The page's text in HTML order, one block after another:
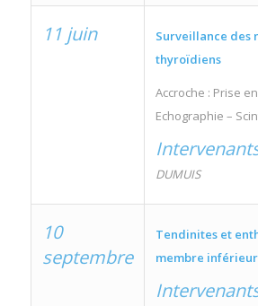
11 juin
Surveillance des
thyroïdiens
Accroche : Prise
Echographie –
DUMUIS
10
septembre
Tendinites et
membre inférieur